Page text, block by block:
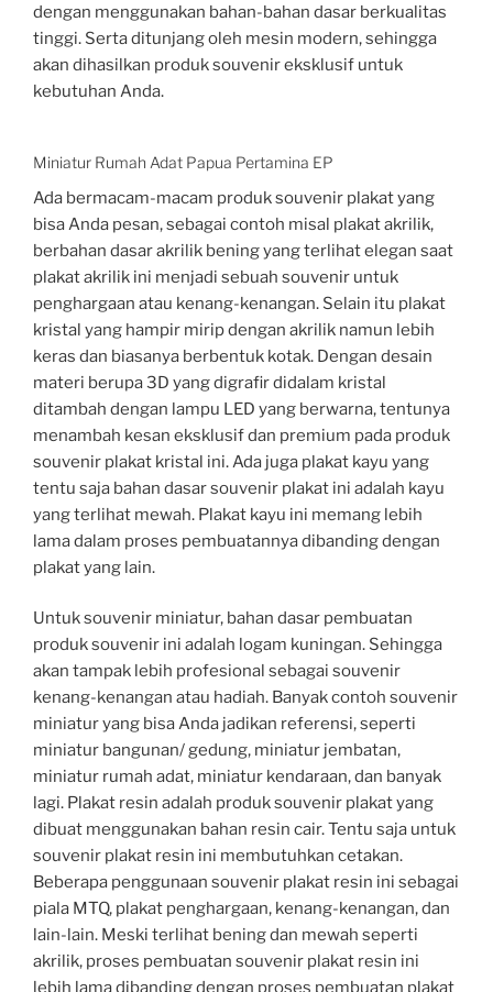
dengan menggunakan bahan-bahan dasar berkualitas
tinggi. Serta ditunjang oleh mesin modern, sehingga
akan dihasilkan produk souvenir eksklusif untuk
kebutuhan Anda.
Miniatur Rumah Adat Papua Pertamina EP
Ada bermacam-macam produk souvenir plakat yang
bisa Anda pesan, sebagai contoh misal plakat akrilik,
berbahan dasar akrilik bening yang terlihat elegan saat
plakat akrilik ini menjadi sebuah souvenir untuk
penghargaan atau kenang-kenangan. Selain itu plakat
kristal yang hampir mirip dengan akrilik namun lebih
keras dan biasanya berbentuk kotak. Dengan desain
materi berupa 3D yang digrafir didalam kristal
ditambah dengan lampu LED yang berwarna, tentunya
menambah kesan eksklusif dan premium pada produk
souvenir plakat kristal ini. Ada juga plakat kayu yang
tentu saja bahan dasar souvenir plakat ini adalah kayu
yang terlihat mewah. Plakat kayu ini memang lebih
lama dalam proses pembuatannya dibanding dengan
plakat yang lain.
Untuk souvenir miniatur, bahan dasar pembuatan
produk souvenir ini adalah logam kuningan. Sehingga
akan tampak lebih profesional sebagai souvenir
kenang-kenangan atau hadiah. Banyak contoh souvenir
miniatur yang bisa Anda jadikan referensi, seperti
miniatur bangunan/ gedung, miniatur jembatan,
miniatur rumah adat, miniatur kendaraan, dan banyak
lagi. Plakat resin adalah produk souvenir plakat yang
dibuat menggunakan bahan resin cair. Tentu saja untuk
souvenir plakat resin ini membutuhkan cetakan.
Beberapa penggunaan souvenir plakat resin ini sebagai
piala MTQ, plakat penghargaan, kenang-kenangan, dan
lain-lain. Meski terlihat bening dan mewah seperti
akrilik, proses pembuatan souvenir plakat resin ini
lebih lama dibanding dengan proses pembuatan plakat